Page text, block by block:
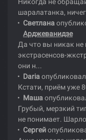
шаралатанка,
Светлана
Арджеванидзе
Да что вы никак не
экстрасенсов-
они н...
Daria
Кстати, приём уже
Маша
Грубый, мерзкий
не понимает.
Сергей